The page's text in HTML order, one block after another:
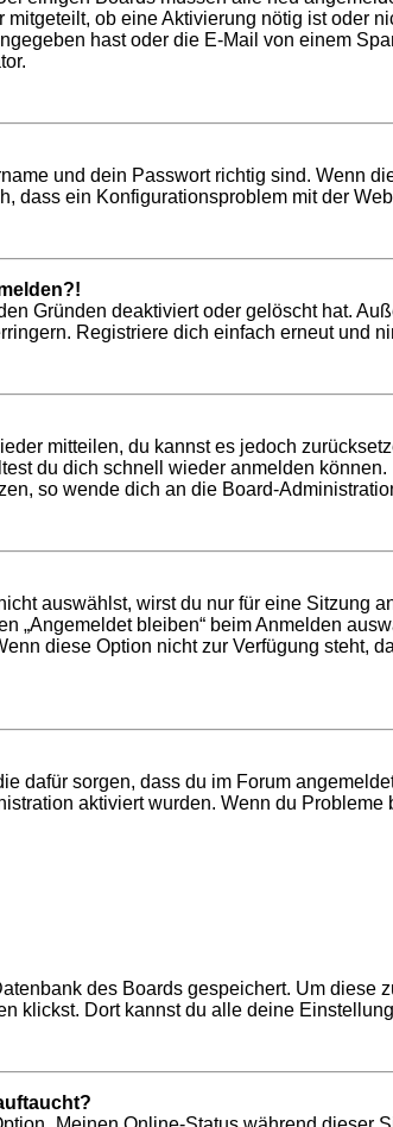
ob eine Aktivierung nötig ist oder
hast oder die E-Mail von einem
und dein Passwort richtig sind. Wenn
dass ein Konfigurationsproblem mit der
Gründen deaktiviert oder gelöscht hat.
Registriere dich einfach erneut und
mitteilen, du kannst es jedoch
du dich schnell wieder anmelden können.
so wende dich an die Board-
auswählst, wirst du nur für eine Sitzung
„Angemeldet bleiben“ beim Anmelden
diese Option nicht zur Verfügung steht,
dafür sorgen, dass du im Forum
aktiviert wurden. Wenn du
des Boards gespeichert. Um diese
klickst. Dort kannst du alle deine